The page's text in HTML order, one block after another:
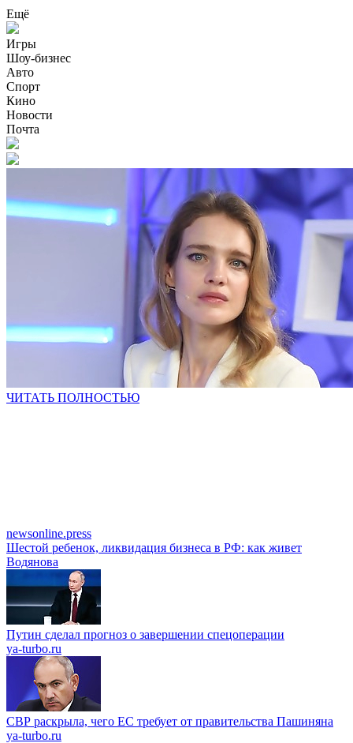
Ещё
Игры
Шоу-бизнес
Авто
Спорт
Кино
Новости
Почта
ЧИТАТЬ ПОЛНОСТЬЮ
newsonline.press
Шестой ребенок, ликвидация бизнеса в РФ: как живет
Водянова
Путин сделал прогноз о завершении спецоперации
ya-turbo.ru
СВР раскрыла, чего ЕС требует от правительства Пашиняна
ya-turbo.ru